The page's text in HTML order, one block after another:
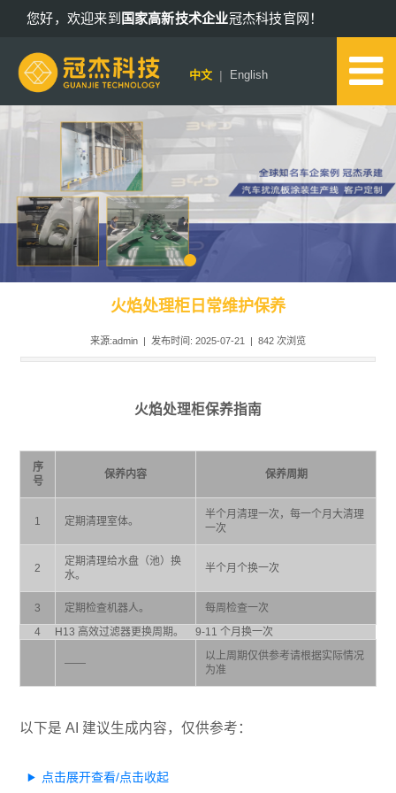
您好，欢迎来到 国家高新技术企业冠杰科技官网！
13802578652
中文 | English
火焰处理柜日常维护保养
来源:admin | 发布时间: 2025-07-21 | 842 次浏览
火焰处理柜保养指南
序
号
保养内容 保养周期
1 定期清理室体。
半个月清理一次，每一个月大清理
一次
2
定期清理给水盘（池）换
水。
半个月个换一次
3 定期检查机器人。
每周检查一次
4
H13 高效过滤器更换周期。 9-11 个月换一次
——
以上周期仅供参考请根据实际情况
为准
以下是 AI 建议生成内容，仅供参考：
点击展开查看/点击收起